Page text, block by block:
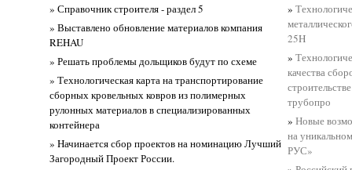
» Справочник строителя - раздел 5
» Выставлено обновление материалов компания
REHAU
» Решать проблемы дольщиков будут по схеме
» Технологическая карта на транспортирование
сборных кровельных ковров из полимерных
рулонных материалов в специализированных
контейнера
» Hачинается сбор проектов на номинацию Лучший
Загородный Проект России.
»
25H
»
качества
трубопро
»Новые
на
РУС»